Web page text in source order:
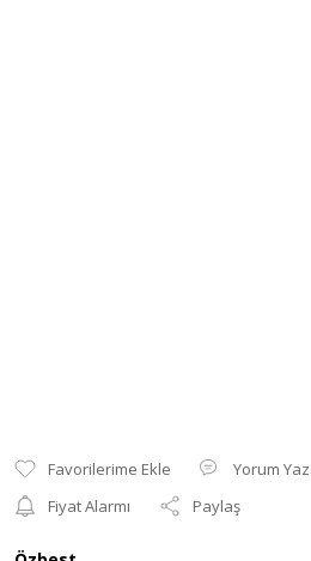
Yorum Yaz
Fiyat Alarmı
Paylaş